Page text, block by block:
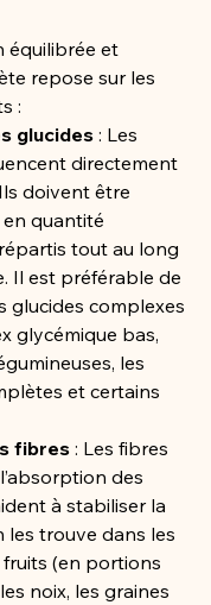
équilibrée et
repose sur les
:
glucides : Les
directement
doivent être
quantité
tout au long
Il est préférable de
glucides complexes
glycémique bas,
les
et certains
fibres : Les fibres
des
à stabiliser la
les trouve dans les
fruits (en portions
noix, les graines